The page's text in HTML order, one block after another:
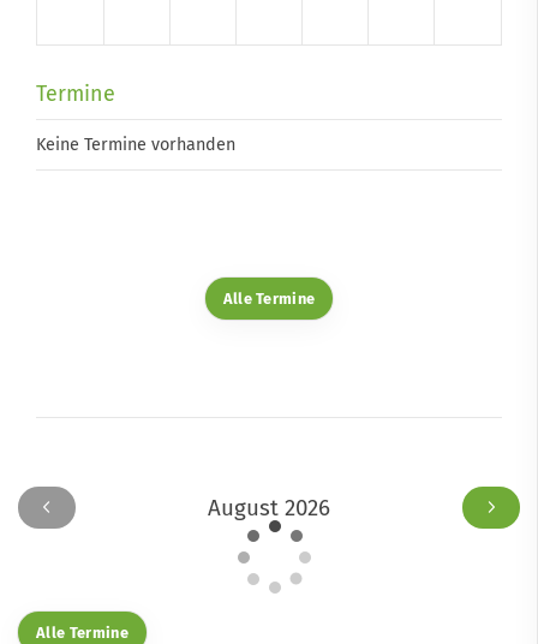
Termine
Keine Termine vorhanden
Alle Termine
August 2026
Alle Termine